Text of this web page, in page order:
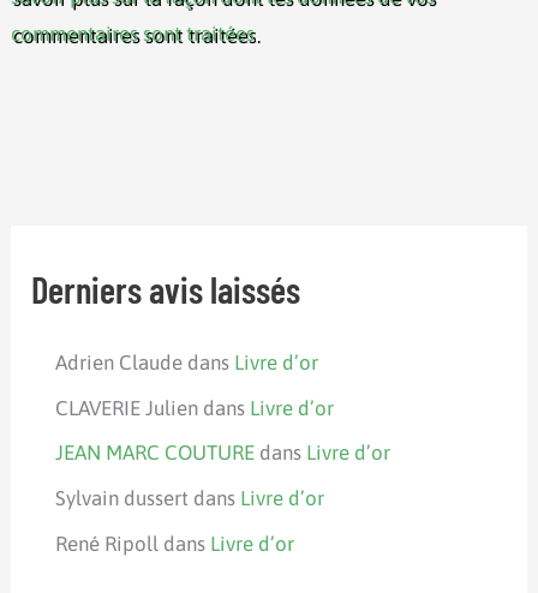
commentaires sont traitées.
Derniers avis laissés
Adrien Claude dans Livre d’or
CLAVERIE Julien dans Livre d’or
JEAN MARC COUTURE dans Livre d’or
Sylvain dussert dans Livre d’or
René Ripoll dans Livre d’or